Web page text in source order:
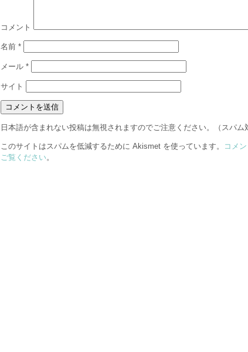
コメント
名前 *
メール *
サイト
日本語が含まれない投稿は無視されますのでご注意ください。（スパム
このサイトはスパムを低減するために Akismet を使っています。
コメ
ご覧ください。